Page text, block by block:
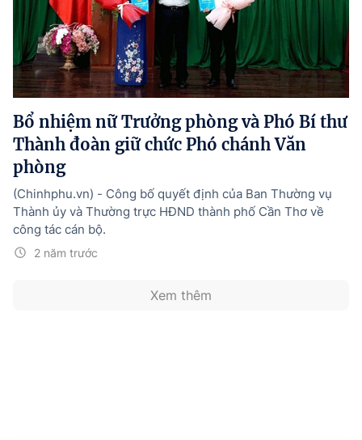
Doanh nghiệp hiến kế
Chính sách và cuộc sống
Hướng dẫn thực hiện chính sách
Phát triển kinh tế tư nhân và doanh nghiệp dân tộc
Ocop và chuỗi giá trị Nông sản
Kinh tế tư nhân
Doanh nghiệp dân tộc
Khác
Bổ nhiệm nữ Trưởng phòng và Phó Bí thư
Thành đoàn giữ chức Phó chánh Văn
phòng
2 năm trước
(Chinhphu.vn) - Công bố quyết định của Ban Thường vụ
Thành ủy và Thường trực HĐND thành phố Cần Thơ về
công tác cán bộ.
Xem thêm